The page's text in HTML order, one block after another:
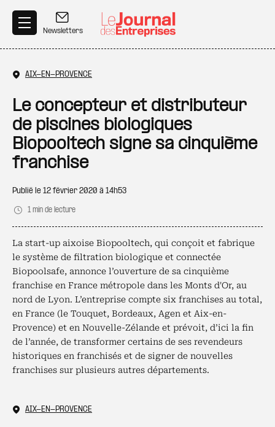
Newsletters
AIX-EN-PROVENCE
Le concepteur et distributeur
de piscines biologiques
Biopooltech signe sa cinquième
franchise
Publié le 12 février 2020 à 14h53
1 min de lecture
La start-up aixoise Biopooltech, qui conçoit et fabrique
le système de filtration biologique et connectée
Biopoolsafe, annonce l’ouverture de sa cinquième
franchise en France métropole dans les Monts d'Or, au
nord de Lyon. L’entreprise compte six franchises au total,
en France (le Touquet, Bordeaux, Agen et Aix-en-
Provence) et en Nouvelle-Zélande et prévoit, d’ici la fin
de l’année, de transformer certains de ses revendeurs
historiques en franchisés et de signer de nouvelles
franchises sur plusieurs autres départements.
AIX-EN-PROVENCE